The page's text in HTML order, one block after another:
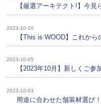
【厳選アーキテクト!】今見
2023-10-10
【This is WOOD】これか
2023-10-05
【2023年10月】新しくご参
2023-10-03
用途に合わせた舗装材選び！